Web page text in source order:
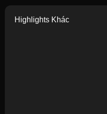
Highlights Khác